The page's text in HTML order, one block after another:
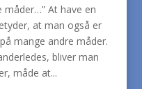
måder…” At have en
at man også er
mange andre måder.
bliver man
måde at...